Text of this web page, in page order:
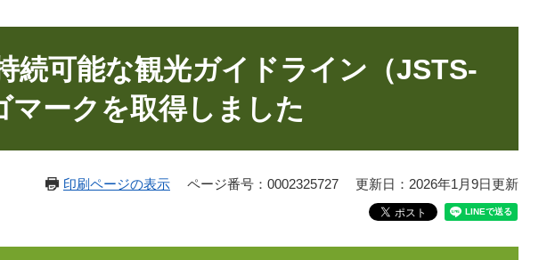
続可能な観光ガイドライン（JSTS-
マークを取得しました
印刷ページの表示 ページ番号：0002325727 更新日：2026年1月9日更新